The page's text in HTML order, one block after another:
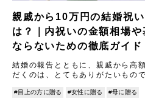
親戚から10万円の結婚祝
は？｜内祝いの金額相場
ならないための徹底ガイド
結婚の報告とともに、親戚から高
だくのは、とてもありがたいもの
にな
#目上の方に贈る #女性に贈る #母に贈る